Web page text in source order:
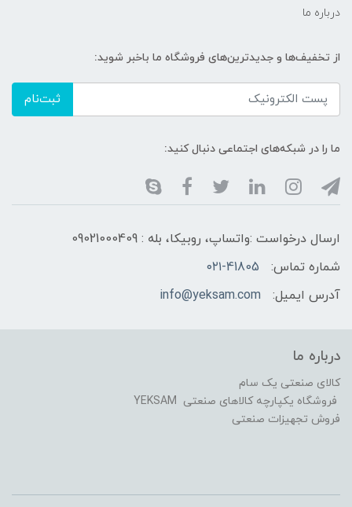
درباره ما
از تخفیف‌ها و جدیدترین‌های فروشگاه ما باخبر شوید:
ثبت‌نام
ما را در شبکه‌های اجتماعی دنبال کنید:
ارسال درخواست :واتساپ، روبیکا، بله : 09021000409
شماره تماس:
۰۲۱-41805
آدرس ایمیل:
info@yeksam.com
درباره ما
کالای صنعتی یک سام
فروشگاه یکپارچه کالاهای صنعتی YEKSAM
فروش تجهیزات صنعتی